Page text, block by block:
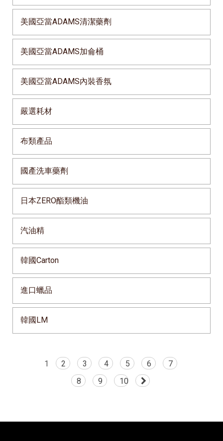
美國亞當ADAMS清潔藥劑
美國亞當ADAMS加侖桶
美國亞當ADAMS內裝香氛
嚴選耗材
布類產品
國產洗車藥劑
日本ZERO酯類機油
汽油精
韓國Carton
進口蠟品
韓國LM
1 2 3 4 5 6
7
8
9 10